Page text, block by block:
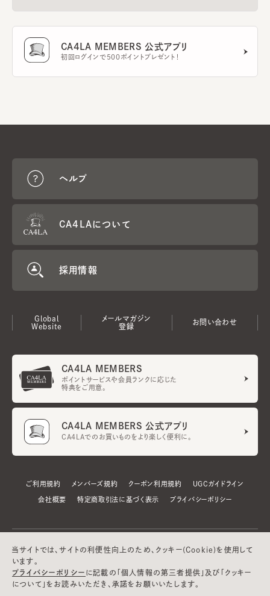
CA4LA MEMBERS 公式アプリ
初回ログインで500ポイントプレゼント！
ヘルプ
CA4LAについて
採用情報
Global
Website
メールマガジン
登録
お問い合わせ
CA4LA MEMBERS
ポイントサービスや会員ランクに応じた
特典をご用意。
CA4LA MEMBERS 公式アプリ
CA4LAでのお買いものをより楽しく便利に。
ご利用規約 メンバーズ規約 クーポン利用規約 UGCガイドライン
会社概要 特定商取引法に基づく表示 プライバシーポリシー
当サイトでは、サイトの利便性向上のため、クッキー(Cookie)を使用して
います。
プライバシーポリシー に記載の「個人情報の第三者提供」及び「クッキー
について」をお読みいただき、承諾をお願いいたします。